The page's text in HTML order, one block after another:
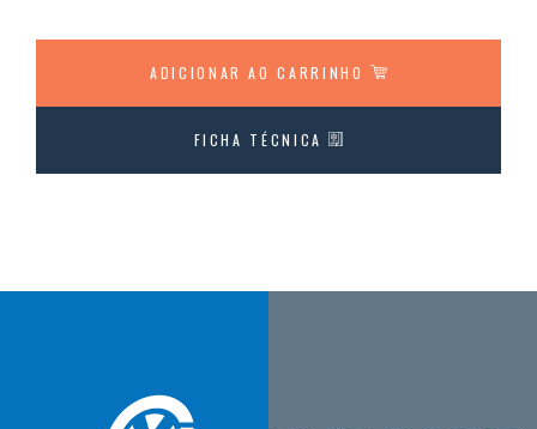
ADICIONAR AO CARRINHO
FICHA TÉCNICA